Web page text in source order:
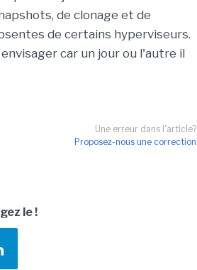
de clonage et de
de certains hyperviseurs.
car un jour ou l'autre il
Une erreur dans l'article?
Proposez-nous une correction
le !